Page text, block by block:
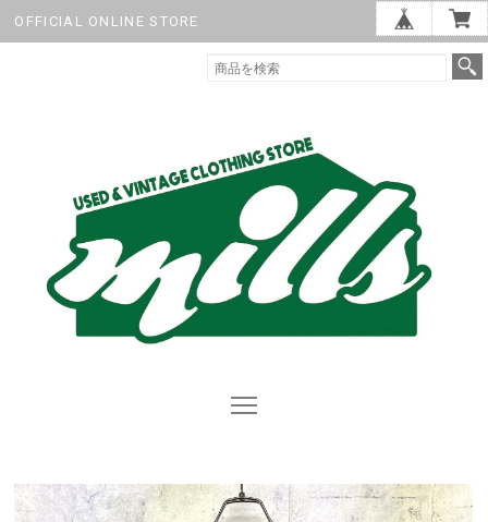
OFFICIAL ONLINE STORE